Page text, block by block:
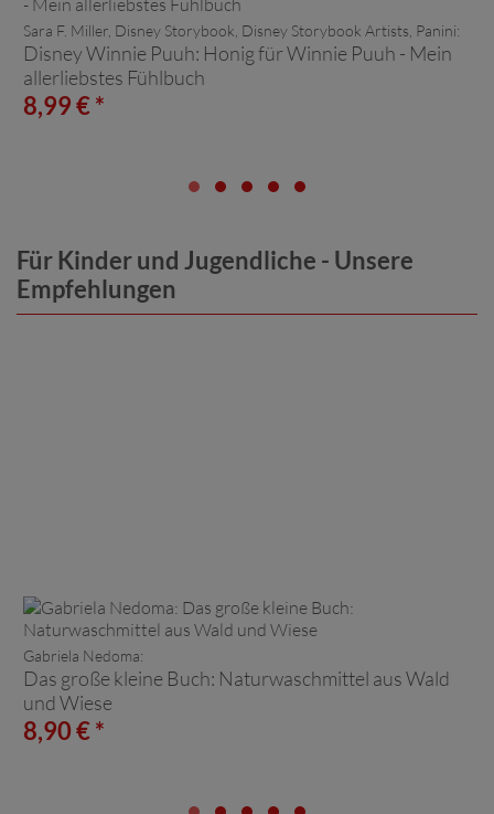
Sara F. Miller, Disney Storybook, Disney Storybook Artists, Panini:
Disney Winnie Puuh: Honig für Winnie Puuh - Mein
allerliebstes Fühlbuch
8,99 € *
Für Kinder und Jugendliche - Unsere
Empfehlungen
Gabriela Nedoma:
Das große kleine Buch: Naturwaschmittel aus Wald
und Wiese
8,90 € *